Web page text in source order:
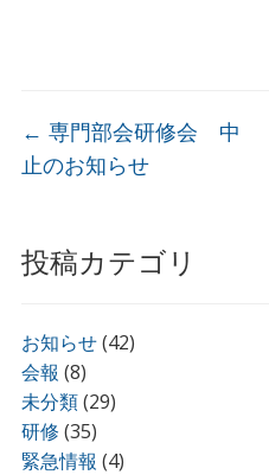
投稿カテゴリ
お知らせ(42)
会報 (8)
未分類(29)
研修 (35)
緊急情報 (4)
← 専門部会研修会 中
止のお知らせ